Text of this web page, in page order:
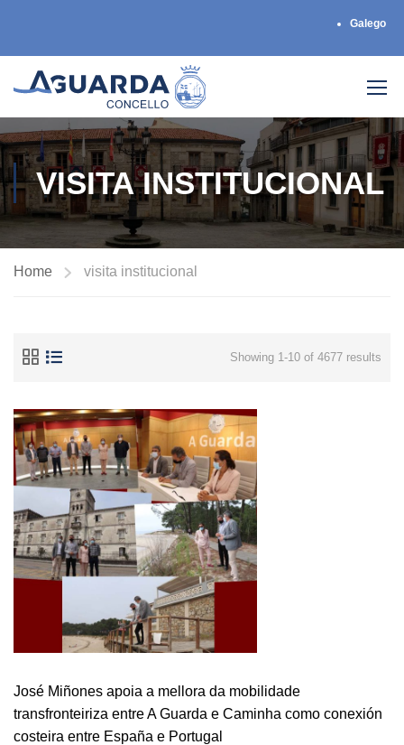
Galego
VISITA INSTITUCIONAL
Home visita institucional
Showing 1-10 of 4677 results
José Miñones apoia a mellora da mobilidade
transfronteiriza entre A Guarda e Caminha como conexión
costeira entre España e Portugal